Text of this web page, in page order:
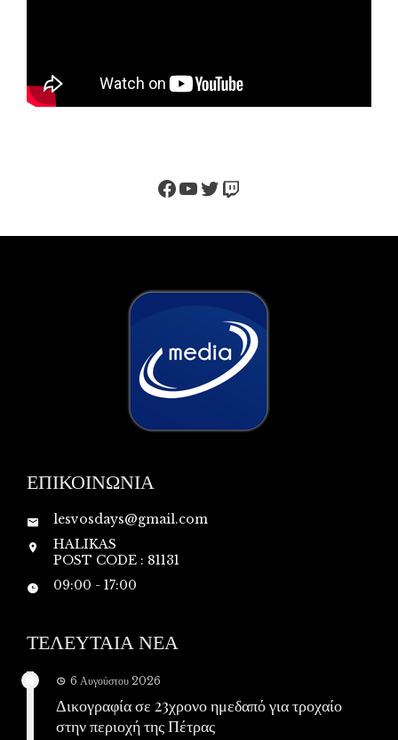
Facebook
YouTube
Twitter
Twitch
ΕΠΙΚΟΙΝΩΝΙΑ
lesvosdays@gmail.com
HALIKAS
POST CODE : 81131
09:00 - 17:00
ΤΕΛΕΥΤΑΙΑ ΝΕΑ
6 Αυγούστου 2026
Δικογραφία σε 23χρονο ημεδαπό για τροχαίο
στην περιοχή της Πέτρας